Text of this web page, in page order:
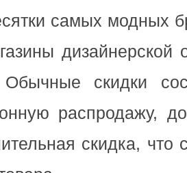
самых модных
Обычные скидки
распродажу,
скидка, что